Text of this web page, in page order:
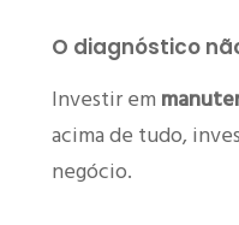
O diagnóstico
Investir em
acima de tudo,
negócio.